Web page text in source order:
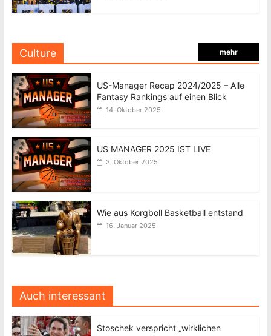
Culture mehr
US-Manager Recap 2024/2025 – Alle
Fantasy Rankings auf einen Blick
14. Oktober 2025
US MANAGER 2025 IST LIVE
3. Oktober 2025
Wie aus Korgboll Basketball entstand
16. Januar 2025
Auch interessant
Stoschek verspricht „wirklichen